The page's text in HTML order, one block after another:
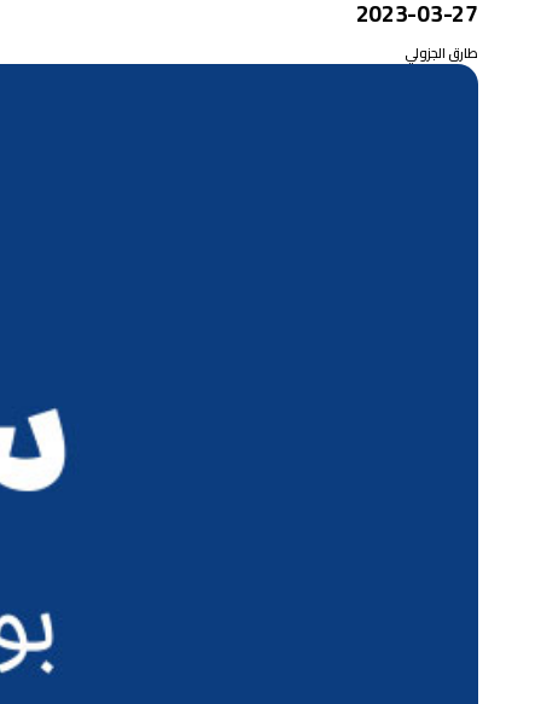
2023-03-27
طارق الجزولي